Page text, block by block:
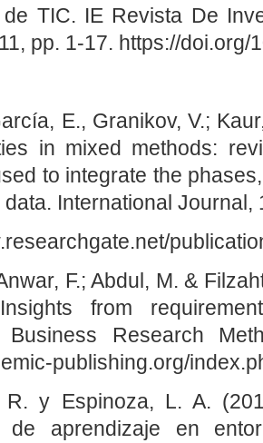
de TIC. IE Revista De
pp. 1-17. https://
E., Granikov, V.;
in mixed methods:
to integrate the
International Journal,
F.; Abdul, M. &
from
Research
publishing.org/
R. y Espinoza, L. A.
de aprendizaje en